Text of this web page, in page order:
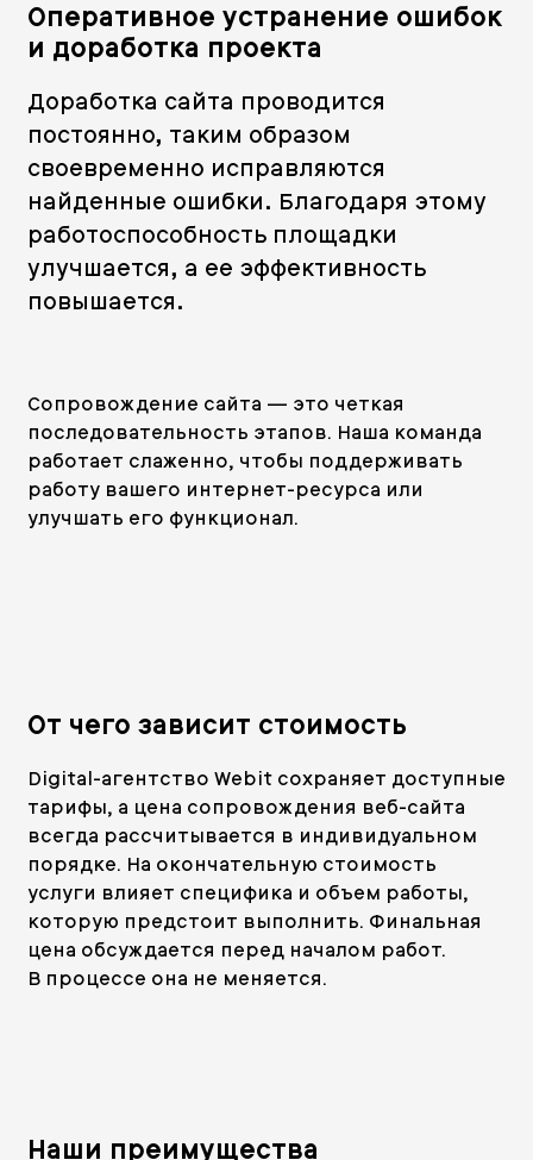
Оперативное устранение ошибок
и доработка проекта
Доработка сайта проводится
постоянно, таким образом
своевременно исправляются
найденные ошибки. Благодаря этому
работоспособность площадки
улучшается, а ее эффективность
повышается.
Сопровождение сайта — это четкая
последовательность этапов. Наша команда
работает слаженно, чтобы поддерживать
работу вашего интернет-ресурса или
улучшать его функционал.
От чего зависит стоимость
Digital-агентство Webit сохраняет доступные
тарифы, а цена сопровождения веб-сайта
всегда рассчитывается в индивидуальном
порядке. На окончательную стоимость
услуги влияет специфика и объем работы,
которую предстоит выполнить. Финальная
цена обсуждается перед началом работ.
В процессе она не меняется.
Наши преимущества